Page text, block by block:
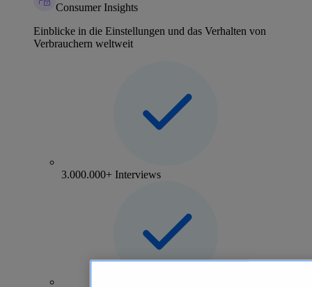
Consumer Insights
Einblicke in die Einstellungen und das Verhalten von
Verbrauchern weltweit
3.000.000+ Interviews